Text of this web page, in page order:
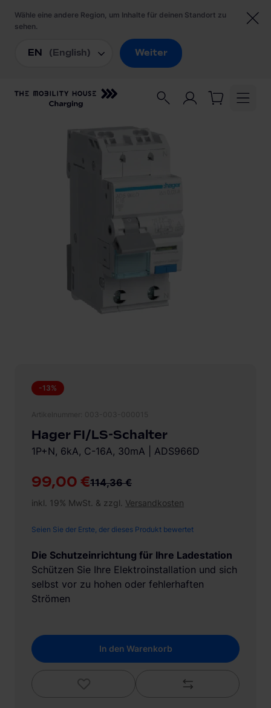
Ladezubehör Hager FI/LS-Schalter
-13%
99,00 €114,36 €
inkl. 19% MwSt. & zzgl. Versandkosten
Seien Sie der Erste, der dieses Produkt bewertet
Die Schutzeinrichtung für Ihre Ladestation
Schützen Sie Ihre Elektroinstallation und sich
selbst vor zu hohen oder fehlerhaften
Strömen
In den Warenkorb
Hager FI/LS-Schalter
1P+N, 6kA, C-16A, 30mA | ADS966D